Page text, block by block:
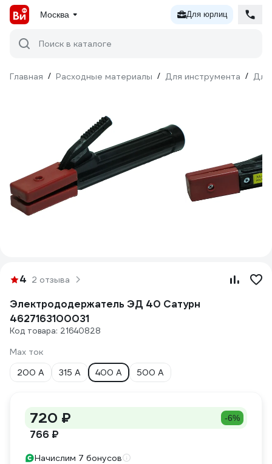
Москва Для юрлиц
Поиск в каталоге
Главная / Расходные материалы / Для инструмента / Для
4 2 отзыва
Электрододержатель ЭД 40 Сатурн
4627163100031
Код товара: 21640828
Max ток
200 А
315 А 400 А 500 А
720 ₽ -6%
766 ₽
Начислим 7 бонусов